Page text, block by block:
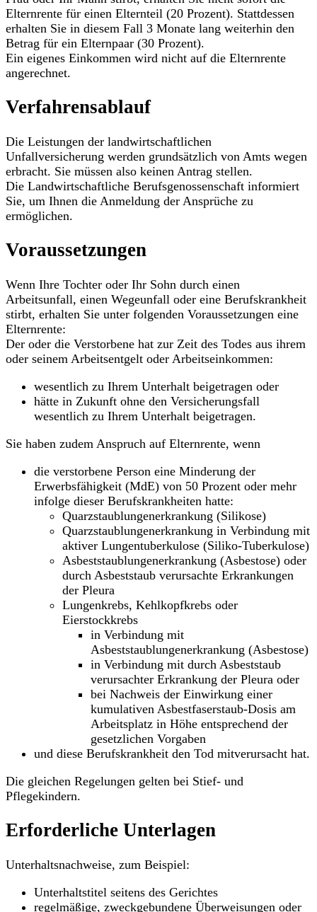
Elternrente für einen Elternteil (20 Prozent). Stattdessen
erhalten Sie in diesem Fall 3 Monate lang weiterhin den
Betrag für ein Elternpaar (30 Prozent).
Ein eigenes Einkommen wird nicht auf die Elternrente
angerechnet.
Verfahrensablauf
Die Leistungen der landwirtschaftlichen
Unfallversicherung werden grundsätzlich von Amts wegen
erbracht. Sie müssen also keinen Antrag stellen.
Die Landwirtschaftliche Berufsgenossenschaft informiert
Sie, um Ihnen die Anmeldung der Ansprüche zu
ermöglichen.
Voraussetzungen
Wenn Ihre Tochter oder Ihr Sohn durch einen
Arbeitsunfall, einen Wegeunfall oder eine Berufskrankheit
stirbt, erhalten Sie unter folgenden Voraussetzungen eine
Elternrente:
Der oder die Verstorbene hat zur Zeit des Todes aus ihrem
oder seinem Arbeitsentgelt oder Arbeitseinkommen:
wesentlich zu Ihrem Unterhalt beigetragen oder
hätte in Zukunft ohne den Versicherungsfall
wesentlich zu Ihrem Unterhalt beigetragen.
Sie haben zudem Anspruch auf Elternrente, wenn
die verstorbene Person eine Minderung der
Erwerbsfähigkeit (MdE) von 50 Prozent oder mehr
infolge dieser Berufskrankheiten hatte:
Quarzstaublungenerkrankung (Silikose)
Quarzstaublungenerkrankung in Verbindung mit
aktiver Lungentuberkulose (Siliko-Tuberkulose)
Asbeststaublungenerkrankung (Asbestose) oder
durch Asbeststaub verursachte Erkrankungen
der Pleura
Lungenkrebs, Kehlkopfkrebs oder
Eierstockkrebs
in Verbindung mit
Asbeststaublungenerkrankung (Asbestose)
in Verbindung mit durch Asbeststaub
verursachter Erkrankung der Pleura oder
bei Nachweis der Einwirkung einer
kumulativen Asbestfaserstaub-Dosis am
Arbeitsplatz in Höhe entsprechend der
gesetzlichen Vorgaben
und diese Berufskrankheit den Tod mitverursacht hat.
Die gleichen Regelungen gelten bei Stief- und
Pflegekindern.
Erforderliche Unterlagen
Unterhaltsnachweise, zum Beispiel:
Unterhaltstitel seitens des Gerichtes
regelmäßige, zweckgebundene Überweisungen oder